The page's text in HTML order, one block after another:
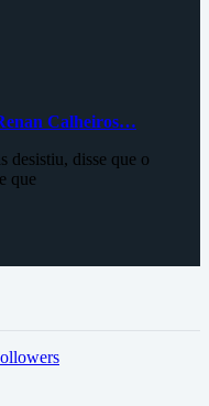
Calheiros…
desistiu, disse que o
que